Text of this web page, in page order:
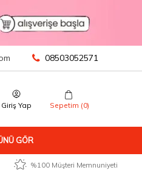
08503052571
Giriş Yap Sepetim (0)
GÖR
%100 Müşteri Memnuniyeti